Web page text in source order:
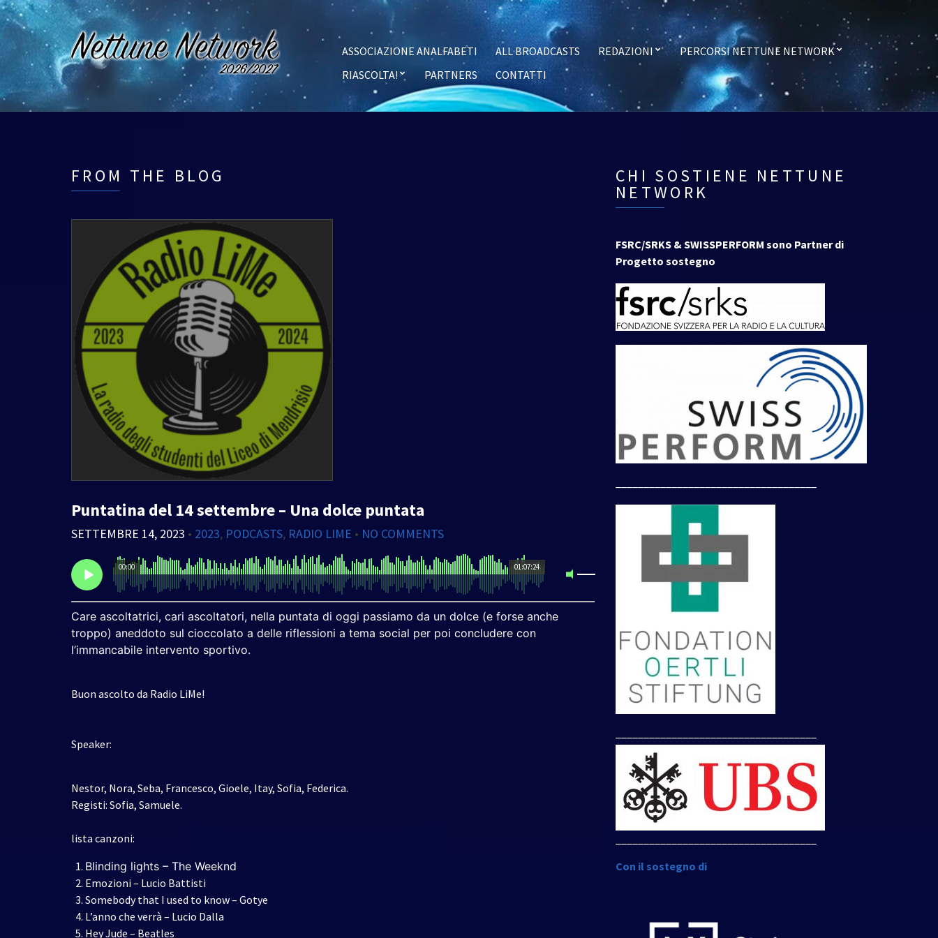
ASSOCIAZIONE ANALFABETI ALL BROADCASTS REDAZIONI
PERCORSI NETTUNE NETWORK
RIASCOLTA!
PARTNERS CONTATTI
FROM THE BLOG
Puntatina del 14 settembre – Una dolce puntata
SETTEMBRE 14, 2023 • 2023, PODCASTS, RADIO LIME • NO COMMENTS
01:07:24
00:00
Care ascoltatrici, cari ascoltatori, nella puntata di oggi passiamo da un dolce (e forse anche
troppo) aneddoto sul cioccolato a delle riflessioni a tema social per poi concludere con
l’immancabile intervento sportivo.
Buon ascolto da Radio LiMe!
Speaker:
Nestor, Nora, Seba, Francesco, Gioele, Itay, Sofia, Federica.
Registi: Sofia, Samuele.
lista canzoni:
Blinding lights – The Weeknd
Emozioni – Lucio Battisti
Somebody that I used to know – Gotye
L’anno che verrà – Lucio Dalla
Hey Jude – Beatles
CHI SOSTIENE NETTUNE
NETWORK
FSRC/SRKS & SWISSPERFORM sono Partner di
Progetto sostegno
Con il sostegno di